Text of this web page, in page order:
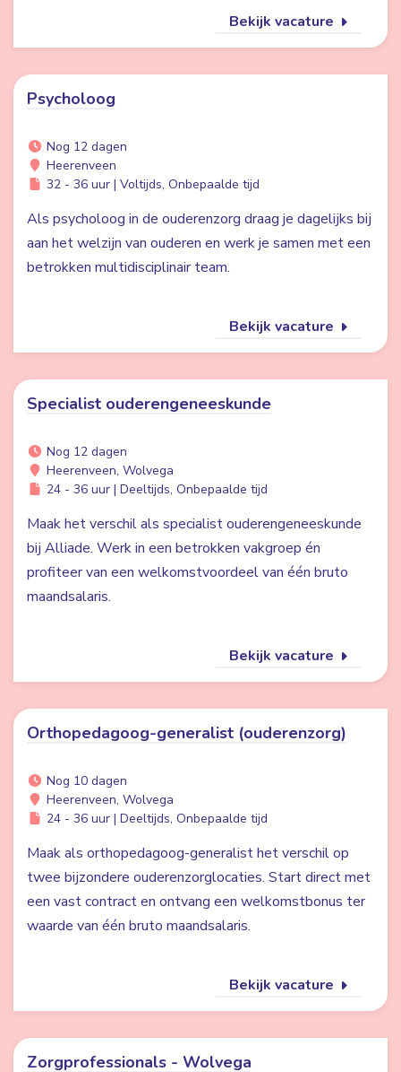
Bekijk vacature
Psycholoog
Nog 12 dagen
Heerenveen
32 - 36 uur | Voltijds, Onbepaalde tijd
Als psycholoog in de ouderenzorg draag je dagelijks bij
aan het welzijn van ouderen en werk je samen met een
betrokken multidisciplinair team.
Bekijk vacature
Specialist ouderengeneeskunde
Nog 12 dagen
Heerenveen, Wolvega
24 - 36 uur | Deeltijds, Onbepaalde tijd
Maak het verschil als specialist ouderengeneeskunde
bij Alliade. Werk in een betrokken vakgroep én
profiteer van een welkomstvoordeel van één bruto
maandsalaris.
Bekijk vacature
Orthopedagoog-generalist (ouderenzorg)
Nog 10 dagen
Heerenveen, Wolvega
24 - 36 uur | Deeltijds, Onbepaalde tijd
Maak als orthopedagoog-generalist het verschil op
twee bijzondere ouderenzorglocaties. Start direct met
een vast contract en ontvang een welkomstbonus ter
waarde van één bruto maandsalaris.
Bekijk vacature
Zorgprofessionals - Wolvega